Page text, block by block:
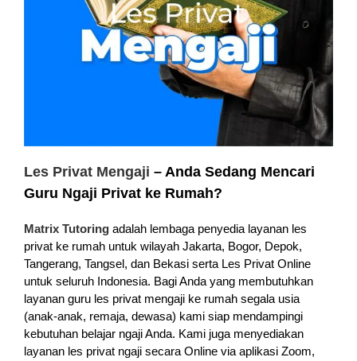
Les Privat Mengaji – Anda Sedang Mencari
Guru Ngaji Privat ke Rumah?
Matrix Tutoringadalah lembaga penyedia layanan les
privat ke rumah untuk wilayah Jakarta, Bogor, Depok,
Tangerang, Tangsel, dan Bekasi serta Les Privat Online
untuk seluruh Indonesia. Bagi Anda yang membutuhkan
layanan guru les privat mengaji ke rumah segala usia
(anak-anak, remaja, dewasa) kami siap mendampingi
kebutuhan belajar ngaji Anda. Kami juga menyediakan
layanan les privat ngaji secara Online via aplikasi Zoom,